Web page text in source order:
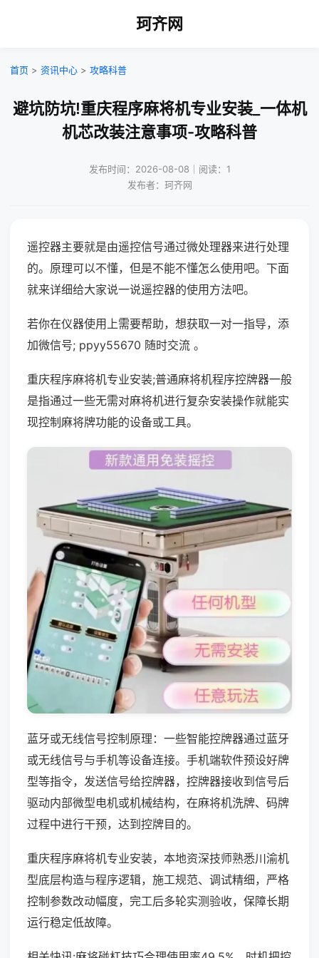
珂齐网
首页 > 资讯中心 > 攻略科普
避坑防坑!重庆程序麻将机专业安装_一体机
机芯改装注意事项-攻略科普
发布时间：2026-08-08｜阅读：1
发布者：珂齐网
遥控器主要就是由遥控信号通过微处理器来进行处理
的。原理可以不懂，但是不能不懂怎么使用吧。下面
就来详细给大家说一说遥控器的使用方法吧。
若你在仪器使用上需要帮助，想获取一对一指导，添
加微信号; ppyy55670 随时交流 。
重庆程序麻将机专业安装;普通麻将机程序控牌器一般
是指通过一些无需对麻将机进行复杂安装操作就能实
现控制麻将牌功能的设备或工具。
蓝牙或无线信号控制原理：一些智能控牌器通过蓝牙
或无线信号与手机等设备连接。手机端软件预设好牌
型等指令，发送信号给控牌器，控牌器接收到信号后
驱动内部微型电机或机械结构，在麻将机洗牌、码牌
过程中进行干预，达到控牌目的。
重庆程序麻将机专业安装，本地资深技师熟悉川渝机
型底层构造与程序逻辑，施工规范、调试精细，严格
控制参数改动幅度，完工后多轮实测验收，保障长期
运行稳定低故障。